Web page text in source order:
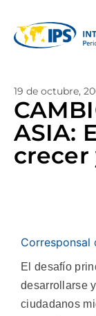
19 de octubre,
ASIA:
crecer
Corresponsal
El desafío
desarrollarse
ciudadanos